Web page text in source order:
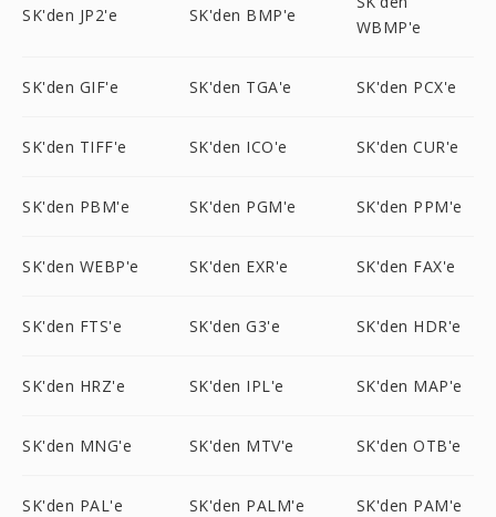
SK'den JP2'e SK'den BMP'e
WBMP'e
SK'den GIF'e SK'den TGA'e SK'den PCX'e
SK'den TIFF'e SK'den ICO'e SK'den CUR'e
SK'den PBM'e SK'den PGM'e SK'den PPM'e
SK'den WEBP'e SK'den EXR'e SK'den FAX'e
SK'den FTS'e SK'den G3'e SK'den HDR'e
SK'den HRZ'e SK'den IPL'e SK'den MAP'e
SK'den MNG'e SK'den MTV'e SK'den OTB'e
SK'den PAL'e SK'den PALM'e SK'den PAM'e